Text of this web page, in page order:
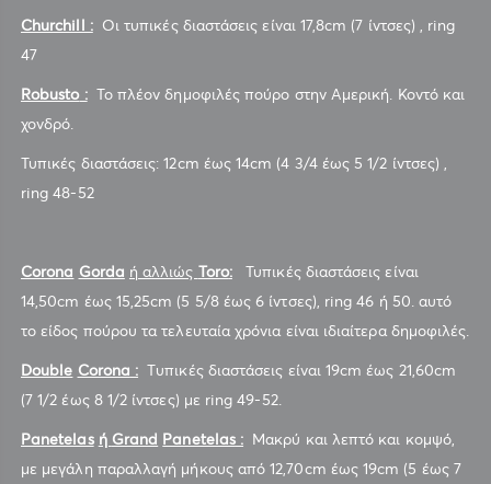
Churchill : Οι τυπικές διαστάσεις είναι 17,8cm (7 ίντσες) , ring
47
Robusto: Το πλέον δημοφιλές πούρο στην Αμερική. Κοντό και
χονδρό.
Τυπικές διαστάσεις: 12cm έως 14cm (4 3/4 έως 5 1/2 ίντσες) ,
ring 48-52
Corona Gorda ή αλλιώς Toro:
Τυπικές διαστάσεις είναι
14,50cm έως 15,25cm (5 5/8 έως 6 ίντσες), ring 46 ή 50. αυτό
το είδος πούρου τα τελευταία χρόνια είναι ιδιαίτερα δημοφιλές.
Double Corona : Tυπικές διαστάσεις είναι 19cm έως 21,60cm
(7 1/2 έως 8 1/2 ίντσες) με ring 49-52.
Panetelas ή Grand Panetelas: Μακρύ και λεπτό και κομψό,
με μεγάλη παραλλαγή μήκους από 12,70cm έως 19cm (5 έως 7